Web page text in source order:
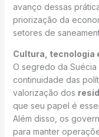
avanço dessas
priorização da
setores de
Cultura, tecnologia
O segredo da Suécia
continuidade das
valorização dos
que seu papel é
Além disso, os
para manter